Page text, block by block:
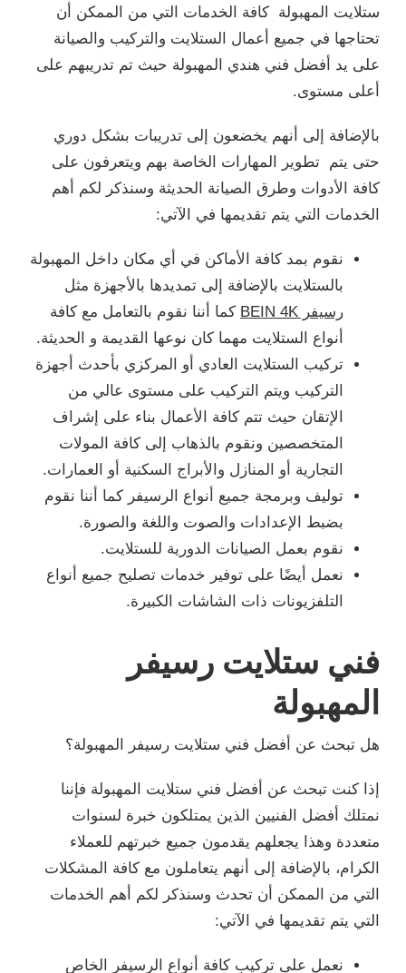
ستلايت المهبولة كافة الخدمات التي من الممكن أن
تحتاجها في جميع أعمال الستلايت والتركيب والصيانة
على يد أفضل فني هندي المهبولة حيث تم تدريبهم على
أعلى مستوى.
بالإضافة إلى أنهم يخضعون إلى تدريبات بشكل دوري
حتى يتم تطوير المهارات الخاصة بهم ويتعرفون على
كافة الأدوات وطرق الصيانة الحديثة وسنذكر لكم أهم
الخدمات التي يتم تقديمها في الآتي:
نقوم بمد كافة الأماكن في أي مكان داخل المهبولة
بالستلايت بالإضافة إلى تمديدها بالأجهزة مثل
رسيفر BEIN 4K
كما أننا نقوم بالتعامل مع كافة
أنواع الستلايت مهما كان نوعها القديمة و الحديثة.
تركيب الستلايت العادي أو المركزي بأحدث أجهزة
التركيب ويتم التركيب على مستوى عالي من
الإتقان حيث تتم كافة الأعمال بناء على إشراف
المتخصصين ونقوم بالذهاب إلى كافة المولات
التجارية أو المنازل والأبراج السكنية أو العمارات.
توليف وبرمجة جميع أنواع الرسيفر كما أننا نقوم
بضبط الإعدادات والصوت واللغة والصورة.
نقوم بعمل الصيانات الدورية للستلايت.
نعمل أيضًا على توفير خدمات تصليح جميع أنواع
التلفزيونات ذات الشاشات الكبيرة.
فني ستلايت رسيفر
المهبولة
هل تبحث عن أفضل فني ستلايت رسيفر المهبولة؟
إذا كنت تبحث عن أفضل فني ستلايت المهبولة فإننا
نمتلك أفضل الفنيين الذين يمتلكون خبرة لسنوات
متعددة وهذا يجعلهم يقدمون جميع خبرتهم للعملاء
الكرام، بالإضافة إلى أنهم يتعاملون مع كافة المشكلات
التي من الممكن أن تحدث وسنذكر لكم أهم الخدمات
التي يتم تقديمها في الآتي:
نعمل على تركيب كافة أنواع الرسيفر الخاص